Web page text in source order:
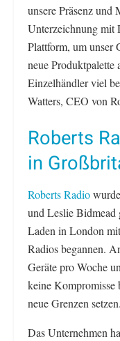
unsere Präsenz und
Unterzeichnung mit
Plattform, um unser
neue
Einzelhändler viel
Watters, CEO von
Roberts
in
Roberts Radio
und Leslie Bidmead
Laden in London
Radios begannen.
Geräte pro Woche
keine Kompromisse
neue Grenzen setzen.
Das Unternehmen